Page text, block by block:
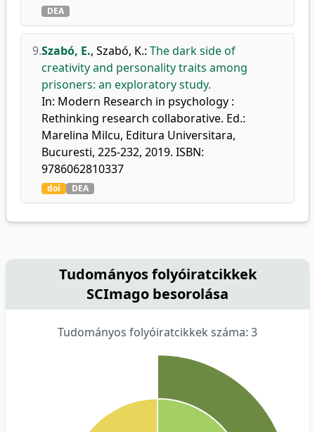
DEA
9.Szabó, E., Szabó, K.: The dark side of
creativity and personality traits among
prisoners: an exploratory study.
In: Modern Research in psychology :
Rethinking research collaborative. Ed.:
Marelina Milcu, Editura Universitara,
Bucuresti, 225-232, 2019. ISBN:
9786062810337
doi DEA
Tudományos folyóiratcikkek
SCImago besorolása
Tudományos folyóiratcikkek száma: 3